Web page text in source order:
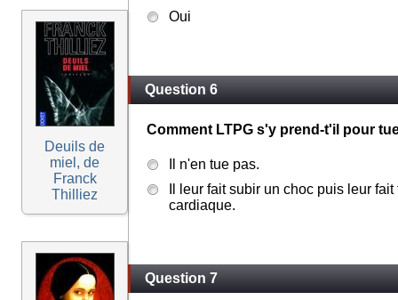
Deuils de
miel, de
Franck
Thilliez
Oui
Question 6
Comment LTPG s'y prend-t'il pour
Il n'en tue pas.
Il leur fait subir un choc puis leur
cardiaque.
Question 7